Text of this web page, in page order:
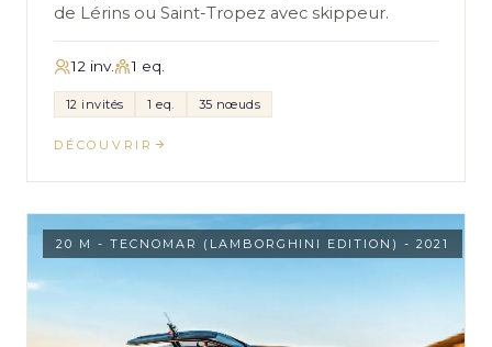
de Lérins ou Saint-Tropez avec skippeur.
12 inv. 1 eq.
12 invités 1 eq. 35 nœuds
DÉCOUVRIR
20 M - TECNOMAR (LAMBORGHINI EDITION) - 2021